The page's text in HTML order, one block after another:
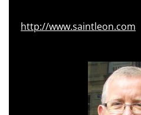
http://www.saintleon.com